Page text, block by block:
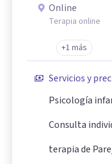
Online
Terapia online
+1 más
Servicios y
Psicología
Consulta
terapia de